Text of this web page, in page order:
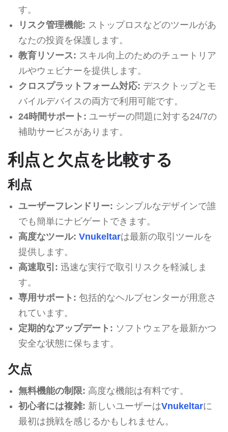
す。
リスク管理機能: ストップロスなどのツールがあ
なたの投資を保護します。
教育リソース: スキル向上のためのチュートリア
ルやウェビナーを提供します。
クロスプラットフォーム対応: デスクトップとモ
バイルデバイスの両方で利用可能です。
24時間サポート: ユーザーの問題に対する24/7の
補助サービスがあります。
利点と欠点を比較する
利点
ユーザーフレンドリー: シンプルなデザインで誰
でも簡単にナビゲートできます。
高度なツール: Vnukeltarは最新の取引ツールを
提供します。
高速取引: 迅速な実行で取引リスクを軽減しま
す。
専用サポート: 包括的なヘルプセンターが用意さ
れています。
定期的なアップデート: ソフトウェアを最新かつ
安全な状態に保ちます。
欠点
無料機能の制限: 高度な機能は有料です。
初心者には複雑: 新しいユーザーはVnukeltarに
最初は挑戦を感じるかもしれません。